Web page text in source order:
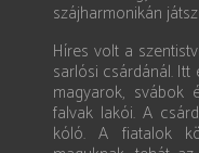
szájharmonikán
Híres volt a
sarlósi csárdánál.
magyarok,
falvak lakói. A
kóló. A fiatalok